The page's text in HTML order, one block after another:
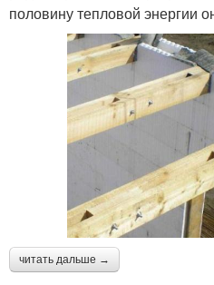
половину тепловой энергии
читать дальше →